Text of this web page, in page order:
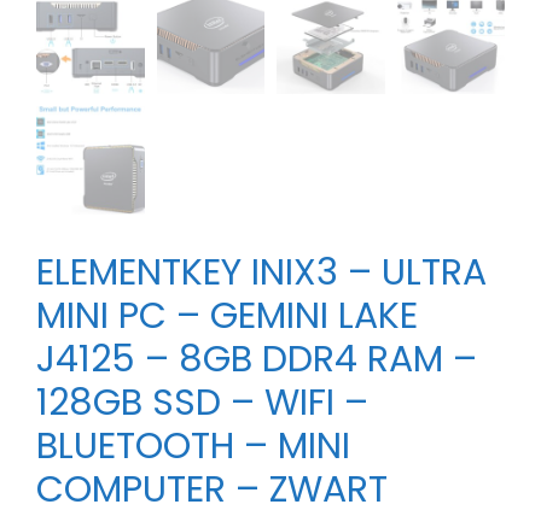
ELEMENTKEY INIX3 – ULTRA
MINI PC – GEMINI LAKE
J4125 – 8GB DDR4 RAM –
128GB SSD – WIFI –
BLUETOOTH – MINI
COMPUTER – ZWART